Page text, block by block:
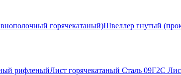
горячекатаный)Швеллер гнутый
рифленыйЛист горячекатаный Сталь 09Г2С